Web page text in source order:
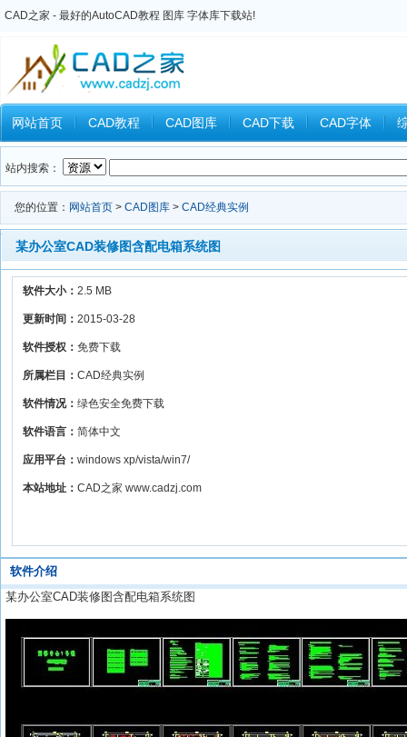
CAD之家 - 最好的AutoCAD教程 图库 字体库下载站!
网站首页 CAD教程 CAD图库 CAD下载 CAD字体
Inventor教程 Ansys教程 CAXA教程 中望CAD Catia教
站内搜索：
您的位置： 网站首页 > CAD图库 > CAD经典实例
某办公室CAD装修图含配电箱系统图
软件大小： 2.5 MB
更新时间： 2015-03-28
软件授权： 免费下载
所属栏目： CAD经典实例
软件情况： 绿色安全免费下载
软件语言： 简体中文
应用平台： windows xp/vista/win7/
本站地址： CAD之家 www.cadzj.com
软件介绍
某办公室CAD装修图含配电箱系统图